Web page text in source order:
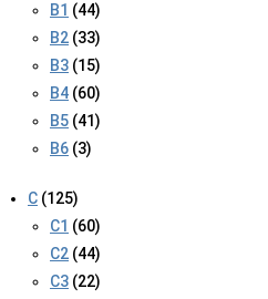
B1 (44)
B2 (33)
B3 (15)
B4 (60)
B5 (41)
B6 (3)
C (125)
C1 (60)
C2 (44)
C3 (22)